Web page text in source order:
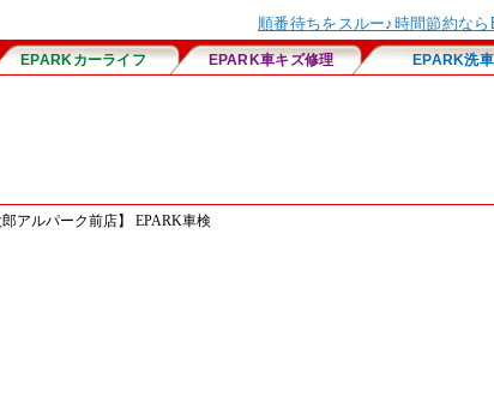
アルパーク前店】 EPARK車検